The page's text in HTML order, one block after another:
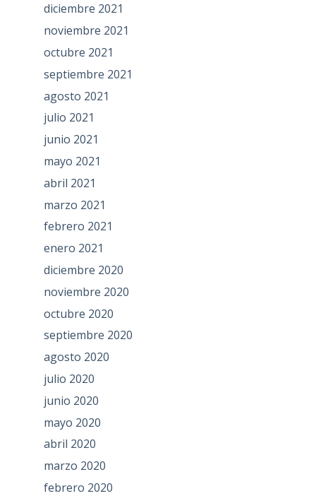
diciembre 2021
noviembre 2021
octubre 2021
septiembre 2021
agosto 2021
julio 2021
junio 2021
mayo 2021
abril 2021
marzo 2021
febrero 2021
enero 2021
diciembre 2020
noviembre 2020
octubre 2020
septiembre 2020
agosto 2020
julio 2020
junio 2020
mayo 2020
abril 2020
marzo 2020
febrero 2020